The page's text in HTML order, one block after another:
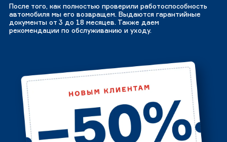
После того, как полностью проверили работоспособность
автомобиля мы его возвращем. Выдаются гарантийные
документы от 3 до 18 месяцев. Также даем
рекомендации по обслуживанию и уходу.